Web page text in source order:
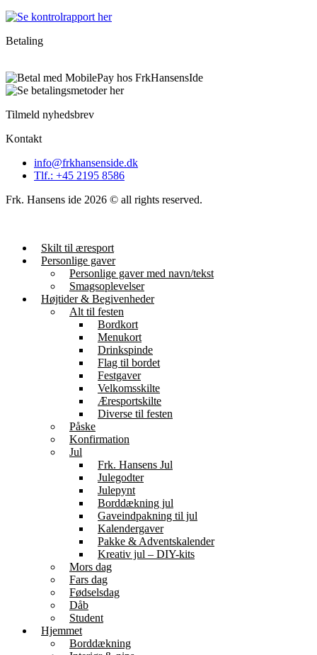
Betaling
Tilmeld nyhedsbrev
Kontakt
info@frkhansenside.dk
Tlf.: +45 2195 8586
Frk. Hansens ide 2026 © all rights reserved.
Skilt til æresport
Personlige gaver
Personlige gaver med navn/tekst
Smagsoplevelser
Højtider & Begivenheder
Alt til festen
Bordkort
Menukort
Drinkspinde
Flag til bordet
Festgaver
Velkomsskilte
Æresportskilte
Diverse til festen
Påske
Konfirmation
Jul
Frk. Hansens Jul
Julegodter
Julepynt
Borddækning jul
Gaveindpakning til jul
Kalendergaver
Pakke & Adventskalender
Kreativ jul – DIY-kits
Mors dag
Fars dag
Fødselsdag
Dåb
Student
Hjemmet
Borddækning